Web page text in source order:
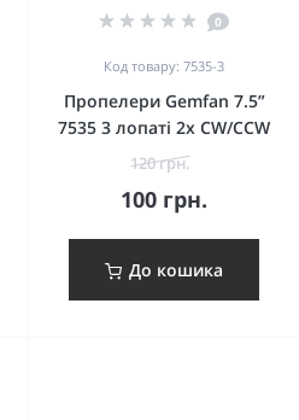
0
Код товару: 7535-3
Пропелери Gemfan 7.5”
7535 3 лопаті 2x CW/CCW
120 грн.
100 грн.
До кошика